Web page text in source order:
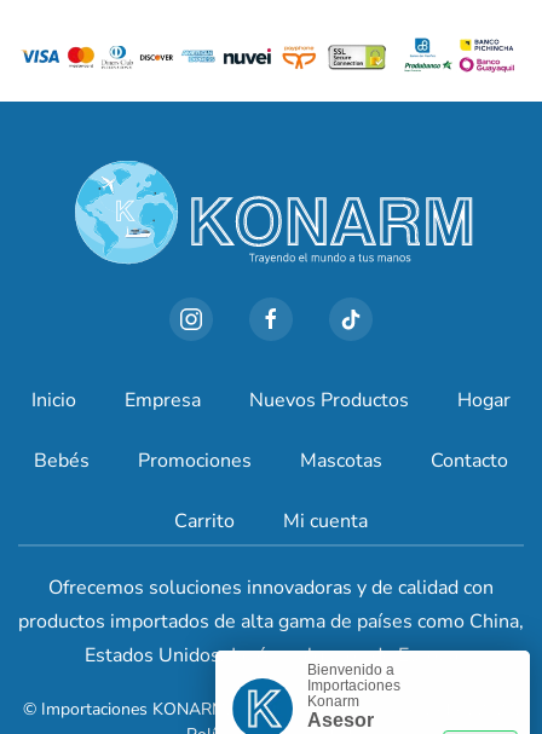
Inicio Empresa Nuevos Productos Hogar
Bebés Promociones Mascotas Contacto
Carrito Mi cuenta
Ofrecemos soluciones innovadoras y de calidad con
productos importados de alta gama de países como China,
Estados Unidos, Japón y algunos de Europa
© Importaciones KONARM. Todos los derechos reservados. 2024.
Bienvenido a
Importaciones
Konarm
Asesor